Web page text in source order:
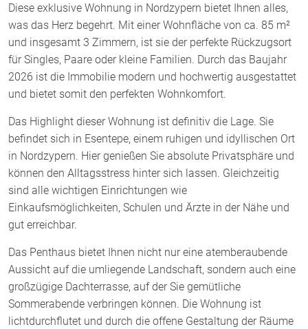
Diese exklusive Wohnung in Nordzypern bietet Ihnen alles,
was das Herz begehrt. Mit einer Wohnfläche von ca. 85 m²
und insgesamt 3 Zimmern, ist sie der perfekte Rückzugsort
für Singles, Paare oder kleine Familien. Durch das Baujahr
2026 ist die Immobilie modern und hochwertig ausgestattet
und bietet somit den perfekten Wohnkomfort.
Das Highlight dieser Wohnung ist definitiv die Lage. Sie
befindet sich in Esentepe, einem ruhigen und idyllischen Ort
in Nordzypern. Hier genießen Sie absolute Privatsphäre und
können den Alltagsstress hinter sich lassen. Gleichzeitig
sind alle wichtigen Einrichtungen wie
Einkaufsmöglichkeiten, Schulen und Ärzte in der Nähe und
gut erreichbar.
Das Penthaus bietet Ihnen nicht nur eine atemberaubende
Aussicht auf die umliegende Landschaft, sondern auch eine
großzügige Dachterrasse, auf der Sie gemütliche
Sommerabende verbringen können. Die Wohnung ist
lichtdurchflutet und durch die offene Gestaltung der Räume